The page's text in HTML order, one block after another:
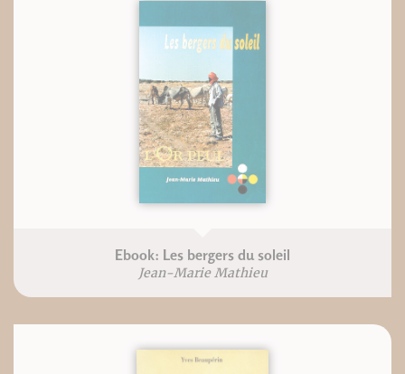
Ebook: Les bergers du soleil
Jean-Marie Mathieu